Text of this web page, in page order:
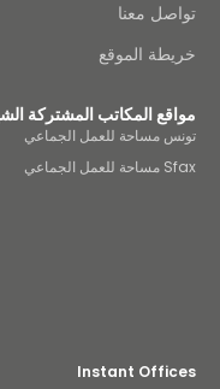
معنا
الموقع
المكاتب المشتركة الشهيرة
مساحة للعمل الجماعي
Instant